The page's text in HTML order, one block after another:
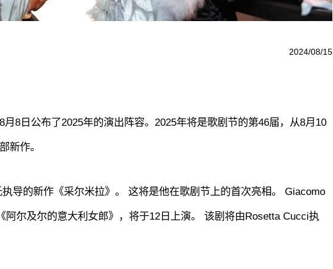
2024/08/15
8日公布了2025年的演出阵容。2025年将是歌剧节的第46届，从8月10
新作。
导的新作《采尔米拉》。 这将是他在歌剧节上的首次亮相。 Giacomo
阿尔及尔的意大利女郎》，将于12日上演。 该剧将由Rosetta Cucci执